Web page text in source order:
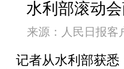
水利部滚动
来源：人民日报
记者从水利部获